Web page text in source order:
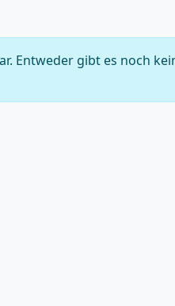
Entweder gibt es noch